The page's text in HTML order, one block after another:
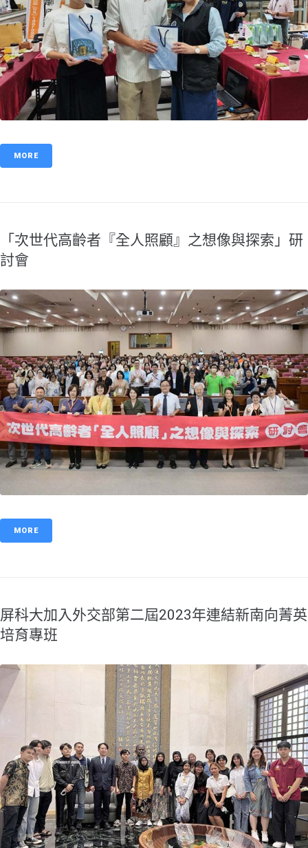
MORE
「次世代高齡者『全人照顧』之想像與探索」研
討會
MORE
屏科大加入外交部第二屆2023年連結新南向菁英
培育專班